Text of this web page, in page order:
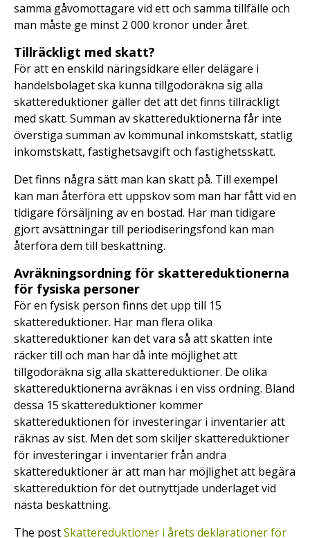
samma gåvomottagare vid ett och samma tillfälle och
man måste ge minst 2 000 kronor under året.
Tillräckligt med skatt?
För att en enskild näringsidkare eller delägare i
handelsbolaget ska kunna tillgodoräkna sig alla
skattereduktioner gäller det att det finns tillräckligt
med skatt. Summan av skattereduktionerna får inte
överstiga summan av kommunal inkomstskatt, statlig
inkomstskatt, fastighetsavgift och fastighetsskatt.
Det finns några sätt man kan skatt på. Till exempel
kan man återföra ett uppskov som man har fått vid en
tidigare försäljning av en bostad. Har man tidigare
gjort avsättningar till periodiseringsfond kan man
återföra dem till beskattning.
Avräkningsordning för skattereduktionerna
för fysiska personer
För en fysisk person finns det upp till 15
skattereduktioner. Har man flera olika
skattereduktioner kan det vara så att skatten inte
räcker till och man har då inte möjlighet att
tillgodoräkna sig alla skattereduktioner. De olika
skattereduktionerna avräknas i en viss ordning. Bland
dessa 15 skattereduktioner kommer
skattereduktionen för investeringar i inventarier att
räknas av sist. Men det som skiljer skattereduktioner
för investeringar i inventarier från andra
skattereduktioner är att man har möjlighet att begära
skattereduktion för det outnyttjade underlaget vid
nästa beskattning.
The postSkattereduktioner i årets deklarationer för